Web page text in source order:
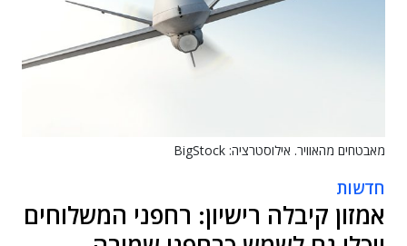
מאבטחים מהאוויר. אילוסטרציה: BigStock
חדשות
אמזון קיבלה רישיון: רחפני המשלוחים